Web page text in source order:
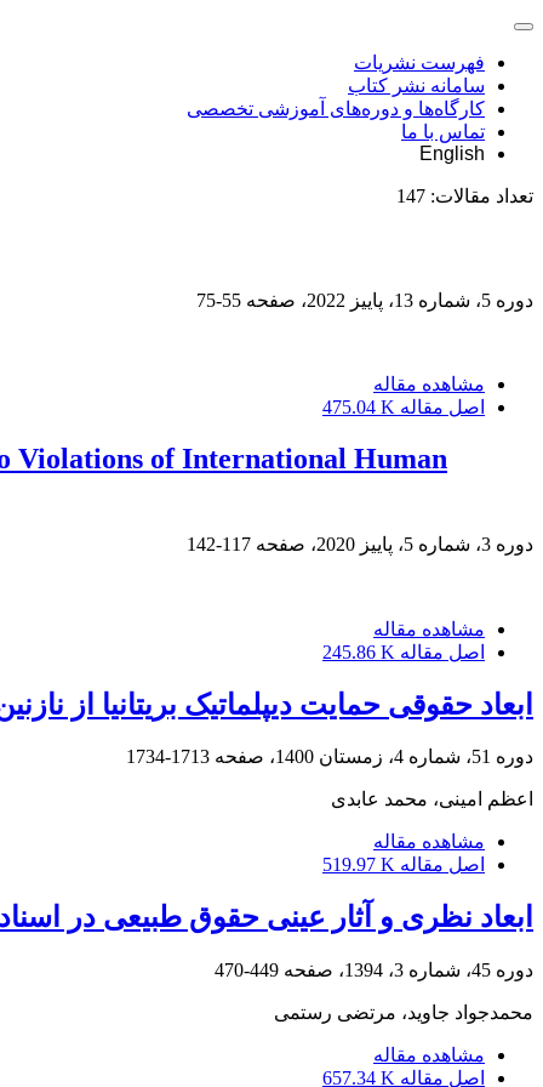
فهرست نشریات
سامانه نشر کتاب
کارگاه‌ها و دوره‌های آموزشی تخصصی
تماس با ما
English
تعداد مقالات: 147
دوره 5، شماره 13، پاییز 2022، صفحه 55-75
مشاهده مقاله
اصل مقاله 475.04 K
Violations of International Human
دوره 3، شماره 5، پاییز 2020، صفحه 117-142
مشاهده مقاله
اصل مقاله 245.86 K
ابعاد حقوقی حمایت دیپلماتیک بریتانیا از
دوره 51، شماره 4، زمستان 1400، صفحه 1713-1734
اعظم امینی، محمد عابدی
مشاهده مقاله
اصل مقاله 519.97 K
ابعاد نظری و آثار عینی حقوق طبیعی در
دوره 45، شماره 3، 1394، صفحه 449-470
محمدجواد جاوید، مرتضی رستمی
مشاهده مقاله
اصل مقاله 657.34 K